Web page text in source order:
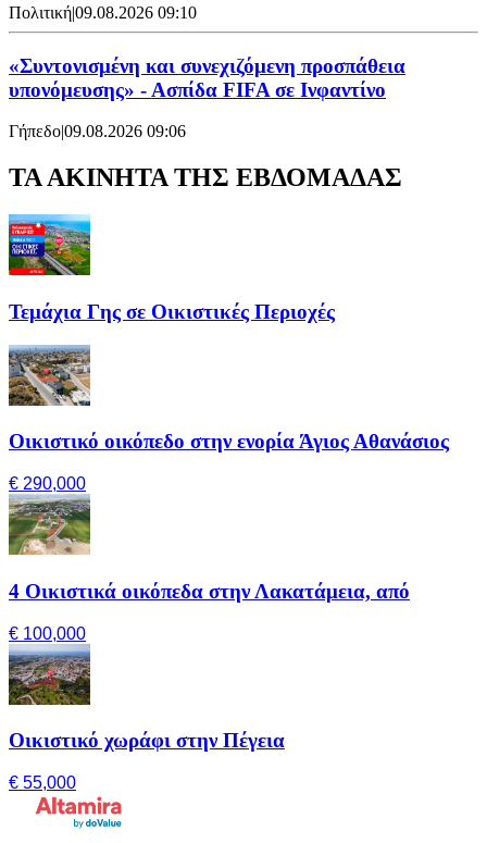
Πολιτική|09.08.2026 09:10
«Συντονισμένη και συνεχιζόμενη προσπάθεια
υπονόμευσης» - Ασπίδα FIFA σε Ινφαντίνο
Γήπεδο|09.08.2026 09:06
ΤΑ ΑΚΙΝΗΤΑ ΤΗΣ ΕΒΔΟΜΑΔΑΣ
Τεμάχια Γης σε Οικιστικές Περιοχές
Οικιστικό οικόπεδο στην ενορία Άγιος Αθανάσιος
€ 290,000
4 Οικιστικά οικόπεδα στην Λακατάμεια, από
€ 100,000
Οικιστικό χωράφι στην Πέγεια
€ 55,000